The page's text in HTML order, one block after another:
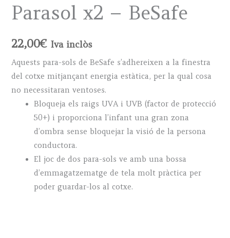
Parasol x2 – BeSafe
22,00€ Iva inclòs
Aquests para-sols de BeSafe s’adhereixen a la finestra
del cotxe mitjançant energia estàtica, per la qual cosa
no necessitaran ventoses.
Bloqueja els raigs UVA i UVB (factor de protecció
50+) i proporciona l’infant una gran zona
d’ombra sense bloquejar la visió de la persona
conductora.
El joc de dos para-sols ve amb una bossa
d’emmagatzematge de tela molt pràctica per
poder guardar-los al cotxe.